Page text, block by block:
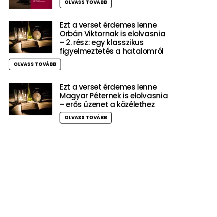
OLVASS TOVÁBB
Ezt a verset érdemes lenne
Orbán Viktornak is elolvasnia
– 2. rész: egy klasszikus
figyelmeztetés a hatalomról
OLVASS TOVÁBB
Ezt a verset érdemes lenne
Magyar Péternek is elolvasnia
– erős üzenet a közélethez
OLVASS TOVÁBB